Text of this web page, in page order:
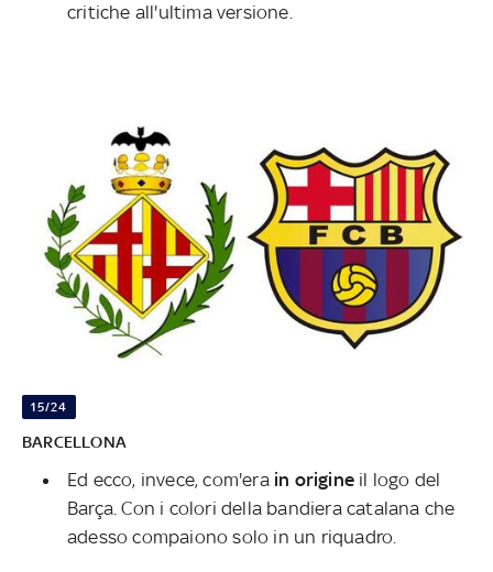
critiche all'ultima versione.
15/24
BARCELLONA
Ed ecco, invece, com'era in origine il logo del
Barça. Con i colori della bandiera catalana che
adesso compaiono solo in un riquadro.